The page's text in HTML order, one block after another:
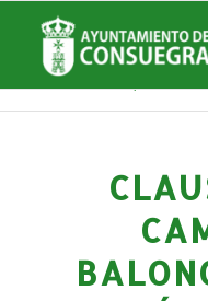
Noticias
Usted está aquí: Inicio /
Actividades deportivas /